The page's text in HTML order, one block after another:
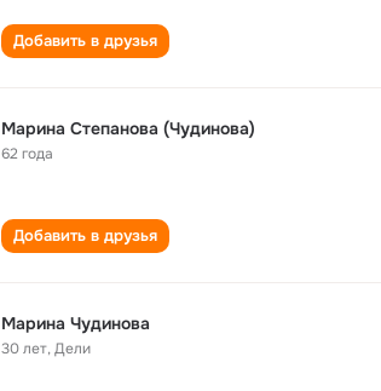
Добавить в друзья
Марина Степанова (Чудинова)
62 года
Добавить в друзья
Марина Чудинова
30 лет,Дели